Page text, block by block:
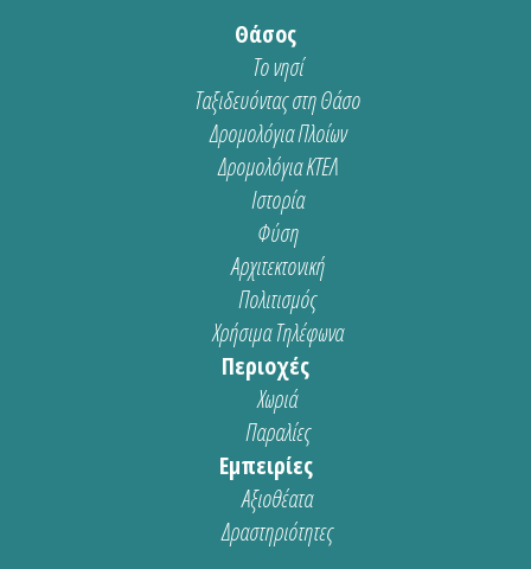
Θάσος
Το νησί
Ταξιδευόντας στη Θάσο
Δρομολόγια Πλοίων
Δρομολόγια ΚΤΕΛ
Ιστορία
Φύση
Αρχιτεκτονική
Πολιτισμός
Χρήσιμα Τηλέφωνα
Περιοχές
Χωριά
Παραλίες
Εμπειρίες
Αξιοθέατα
Δραστηριότητες